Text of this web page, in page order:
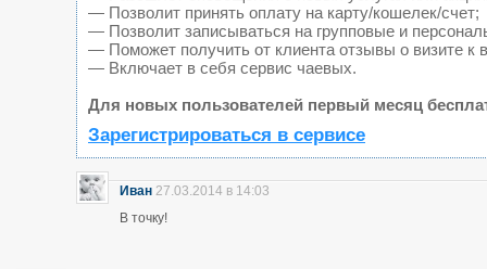
— Позволит принять оплату на карту/кошелек/счет;
— Позволит записываться на групповые и
— Поможет получить от клиента отзывы о визите к
— Включает в себя сервис чаевых.
Для новых пользователей первый месяц
Зарегистрироваться в сервисе
Иван 27.03.2014 в 14:03
В точку!